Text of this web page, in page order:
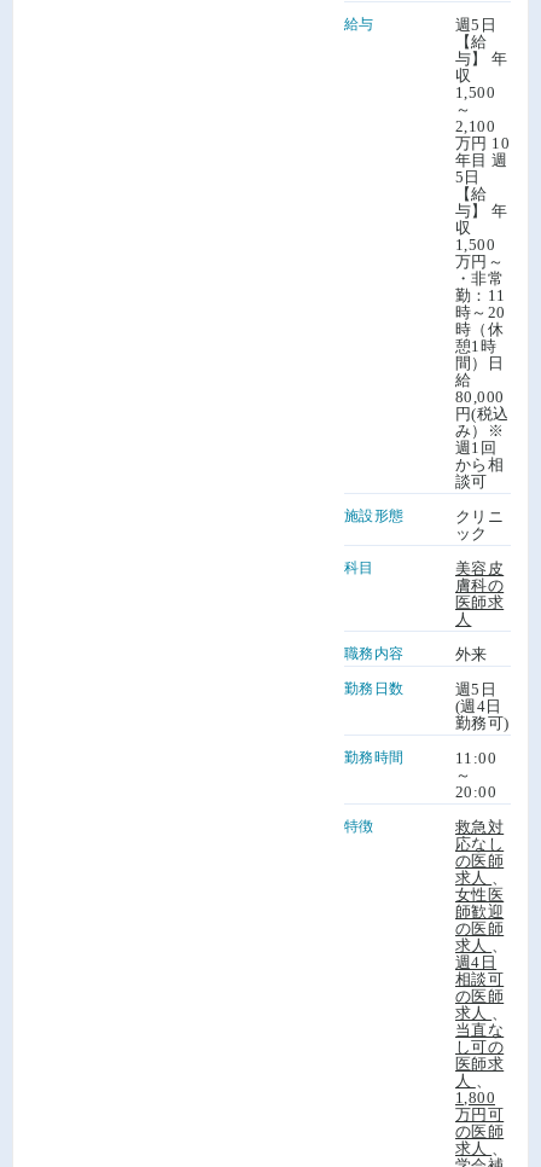
給与
週5日
【給
与】 年
収
1,500
～
2,100
万円 10
年目 週
5日
【給
与】 年
収
1,500
万円～
・非常
勤：11
時～20
時（休
憩1時
間）日
給
80,000
円(税込
み）※
週1回
から相
談可
施設形態
クリニ
ック
科目
美容皮
膚科の
医師求
人
職務内容 外来
勤務日数
週5日
(週4日
勤務可)
勤務時間
11:00
～
20:00
特徴
救急対
応なし
の医師
求人
女性医
師歓迎
の医師
求人
週4日
相談可
の医師
求人
当直な
し可の
医師求
人
1,800
万円可
の医師
求人